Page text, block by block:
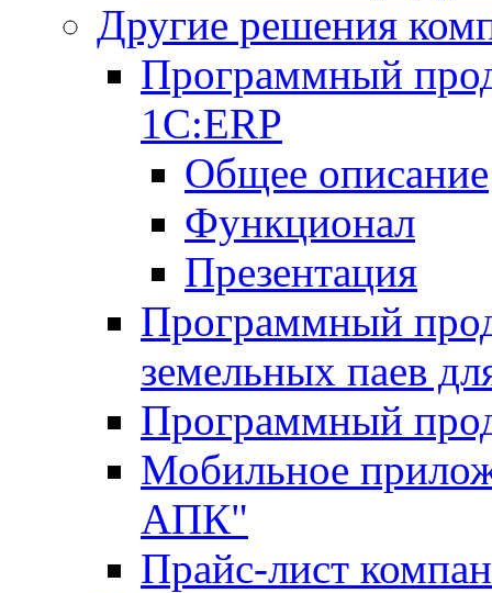
Другие решения
Программный
1С:ERP
Общее описание
Функционал
Презентация
Программный
земельных паев
Программный
Мобильное
АПК"
Прайс-лист